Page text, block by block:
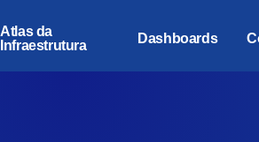
Atlas da
Infraestrutura
Dashboards